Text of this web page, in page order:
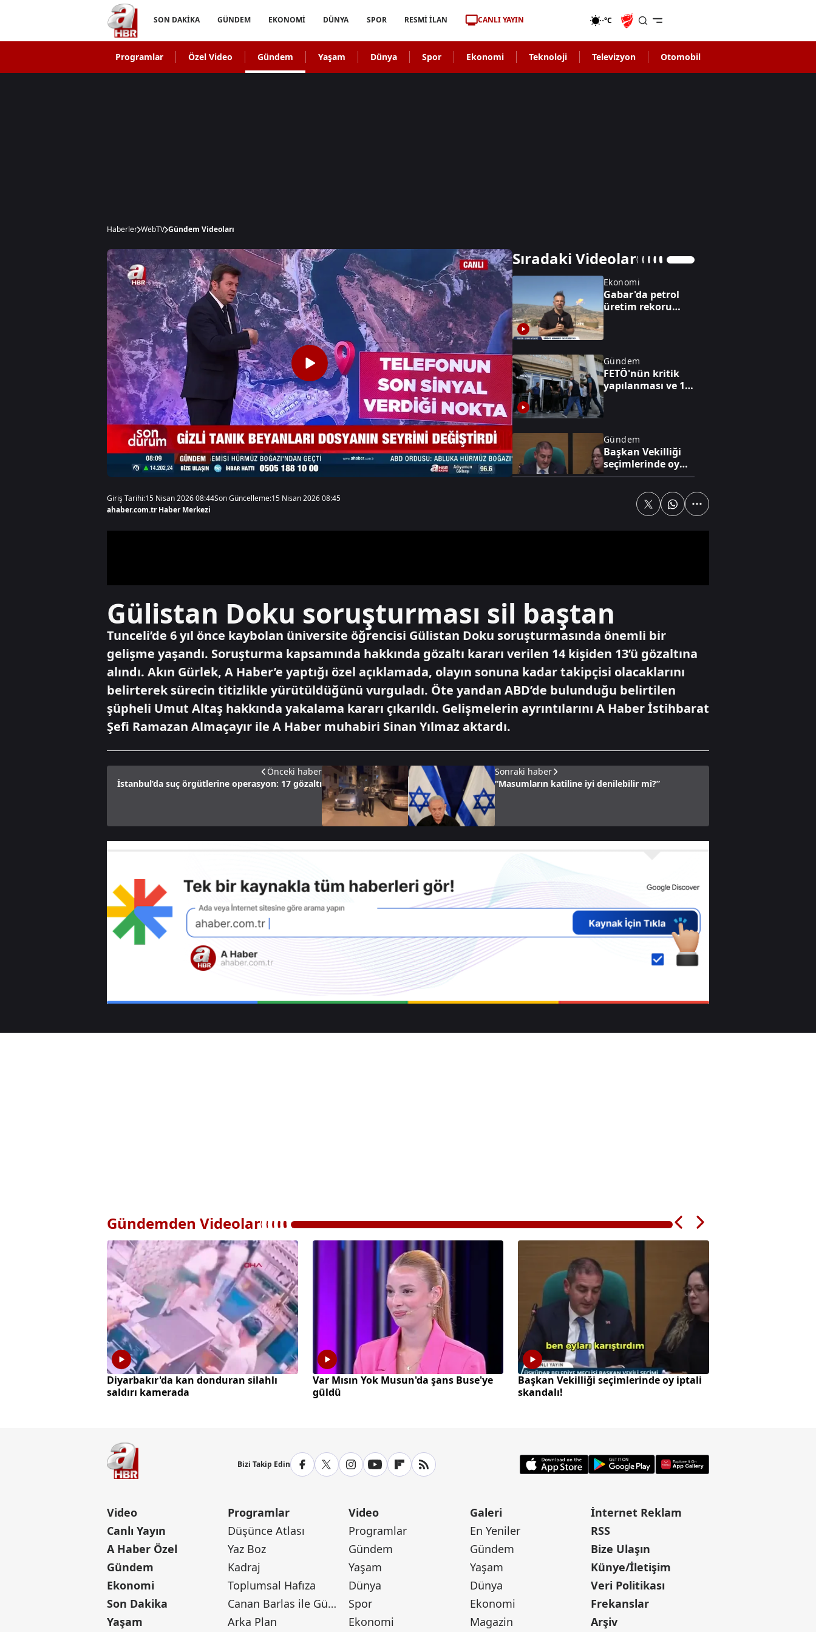
SON DAKİKA GÜNDEM EKONOMİ DÜNYA SPOR RESMİ İLAN CANLI YAYIN -°C
Programlar Özel Video Gündem Yaşam Dünya Spor Ekonomi Teknoloji Televizyon Otomobil
Haberler WebTV Gündem Videoları
Sıradaki Videolar
Ekonomi
Gabar'da petrol
üretim rekoru
Gündem
FETÖ'nün kritik
yapılanması ve 15
Gündem
Başkan Vekilliği
seçimlerinde oy
iptali skandalı!
Dünya yıldızı
Çelik: "Üçüncü göz
diye bir şey yok,
sadece milli göz
vardır"
Ekonomi
Ateşkes beklentisi
piyasaları
hareketlendirdi
Giriş Tarihi:15 Nisan 2026 08:44Son Güncelleme:15 Nisan 2026 08:45
ahaber.com.tr Haber Merkezi
Gülistan Doku soruşturması sil baştan
Tunceli’de 6 yıl önce kaybolan üniversite öğrencisi Gülistan Doku soruşturmasında önemli bir
gelişme yaşandı. Soruşturma kapsamında hakkında gözaltı kararı verilen 14 kişiden 13’ü gözaltına
alındı. Akın Gürlek, A Haber’e yaptığı özel açıklamada, olayın sonuna kadar takipçisi olacaklarını
belirterek sürecin titizlikle yürütüldüğünü vurguladı. Öte yandan ABD’de bulunduğu belirtilen
şüpheli Umut Altaş hakkında yakalama kararı çıkarıldı. Gelişmelerin ayrıntılarını A Haber İstihbarat
Şefi Ramazan Almaçayır ile A Haber muhabiri Sinan Yılmaz aktardı.
Önceki haber
İstanbul’da suç örgütlerine operasyon: 17 gözaltı
Sonraki haber
“Masumların katiline iyi denilebilir mi?”
Gündemden Videolar
Diyarbakır'da kan donduran silahlı
saldırı kamerada
Var Mısın Yok Musun'da şans Buse'ye
güldü
Başkan Vekilliği seçimlerinde oy iptali
skandalı!
Bizi Takip Edin
Video
Canlı Yayın
A Haber Özel
Gündem
Ekonomi
Son Dakika
Yaşam
Programlar
Düşünce Atlası
Yaz Boz
Kadraj
Toplumsal Hafıza
Canan Barlas ile Gündem
Arka Plan
Video
Programlar
Gündem
Yaşam
Dünya
Spor
Ekonomi
Galeri
En Yeniler
Gündem
Yaşam
Dünya
Ekonomi
Magazin
İnternet Reklam
RSS
Bize Ulaşın
Künye/İletişim
Veri Politikası
Frekanslar
Arşiv